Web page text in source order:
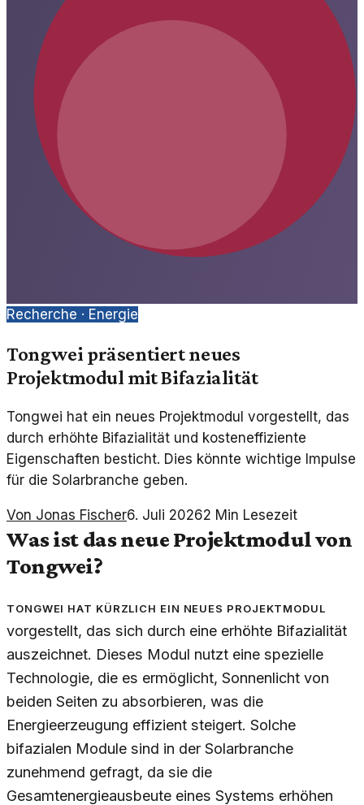
Recherche · Energie
Tongwei präsentiert neues
Projektmodul mit Bifazialität
Tongwei hat ein neues Projektmodul vorgestellt, das
durch erhöhte Bifazialität und kosteneffiziente
Eigenschaften besticht. Dies könnte wichtige Impulse
für die Solarbranche geben.
Von Jonas Fischer6. Juli 20262 Min Lesezeit
Was ist das neue Projektmodul von
Tongwei?
Tongwei hat kürzlich ein neues Projektmodul
vorgestellt, das sich durch eine erhöhte Bifazialität
auszeichnet. Dieses Modul nutzt eine spezielle
Technologie, die es ermöglicht, Sonnenlicht von
beiden Seiten zu absorbieren, was die
Energieerzeugung effizient steigert. Solche
bifazialen Module sind in der Solarbranche
zunehmend gefragt, da sie die
Gesamtenergieausbeute eines Systems erhöhen